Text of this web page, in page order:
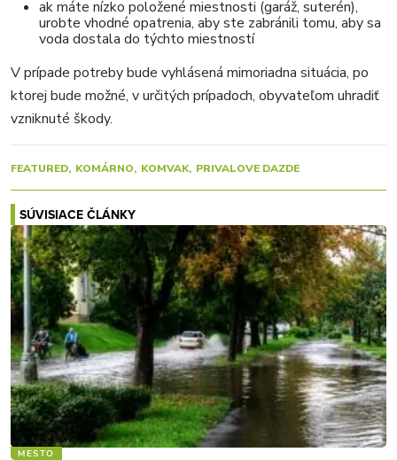
ak máte nízko položené miestnosti (garáž, suterén),
urobte vhodné opatrenia, aby ste zabránili tomu, aby sa
voda dostala do týchto miestností
V prípade potreby bude vyhlásená mimoriadna situácia, po
ktorej bude možné, v určitých prípadoch, obyvateľom uhradiť
vzniknuté škody.
FEATURED KOMÁRNO KOMVAK PRIVALOVE DAZDE
SÚVISIACE ČLÁNKY
MESTO